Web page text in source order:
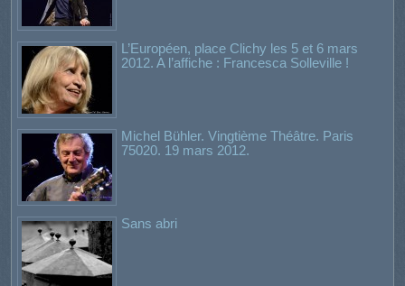
L’Européen, place Clichy les 5 et 6 mars
2012. A l’affiche : Francesca Solleville !
Michel Bühler. Vingtième Théâtre. Paris
75020. 19 mars 2012.
Sans abri